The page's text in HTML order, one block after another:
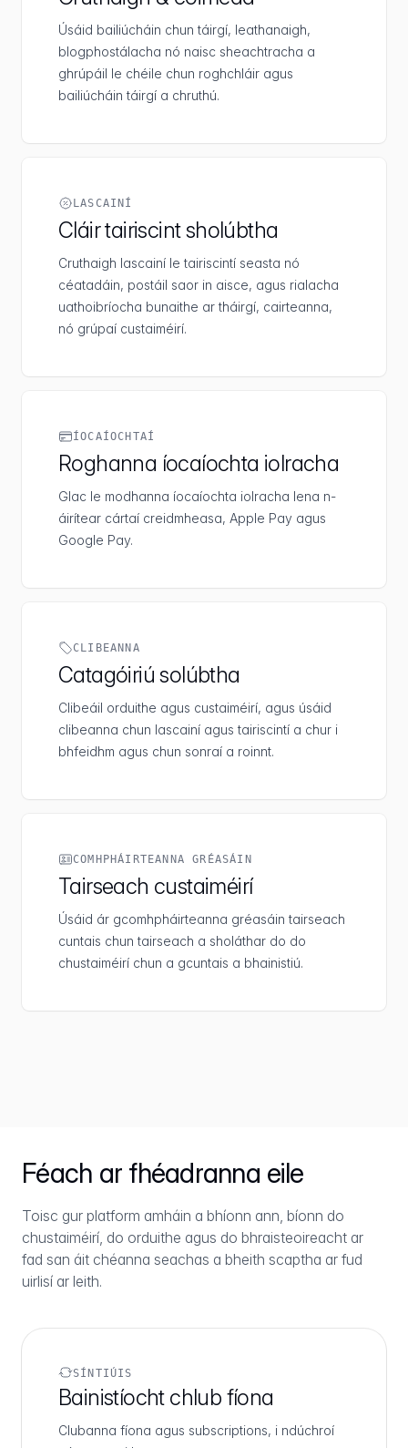
Úsáid bailiúcháin chun táirgí, leathanaigh,
blogphostálacha nó naisc sheachtracha a
ghrúpáil le chéile chun roghchláir agus
bailiúcháin táirgí a chruthú.
LASCAINÍ
Cláir tairiscint sholúbtha
Cruthaigh lascainí le tairiscintí seasta nó
céatadáin, postáil saor in aisce, agus rialacha
uathoibríocha bunaithe ar tháirgí, cairteanna,
nó grúpaí custaiméirí.
ÍOCAÍOCHTAÍ
Roghanna íocaíochta iolracha
Glac le modhanna íocaíochta iolracha lena n-
áirítear cártaí creidmheasa, Apple Pay agus
Google Pay.
CLIBEANNA
Catagóiriú solúbtha
Clibeáil orduithe agus custaiméirí, agus úsáid
clibeanna chun lascainí agus tairiscintí a chur i
bhfeidhm agus chun sonraí a roinnt.
COMHPHÁIRTEANNA GRÉASÁIN
Tairseach custaiméirí
Úsáid ár gcomhpháirteanna gréasáin tairseach
cuntais chun tairseach a sholáthar do do
chustaiméirí chun a gcuntais a bhainistiú.
Féach ar fhéadranna eile
Toisc gur platform amháin a bhíonn ann, bíonn do
chustaiméirí, do orduithe agus do bhraisteoireacht ar
fad san áit chéanna seachas a bheith scaptha ar fud
uirlisí ar leith.
SÍNTIÚIS
Bainistíocht chlub fíona
Clubanna fíona agus subscriptions, i ndúchroí